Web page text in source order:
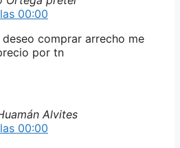
00:00
deseo comprar arrecho me
por tn
Alvites
00:00